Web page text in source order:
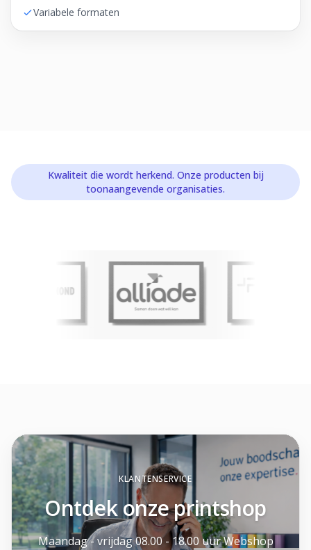
Variabele formaten
Kwaliteit die wordt herkend. Onze producten bij
toonaangevende organisaties.
KLANTENSERVICE
Ontdek onze printshop
Maandag - vrijdag 08.00 - 18.00 uur Webshop